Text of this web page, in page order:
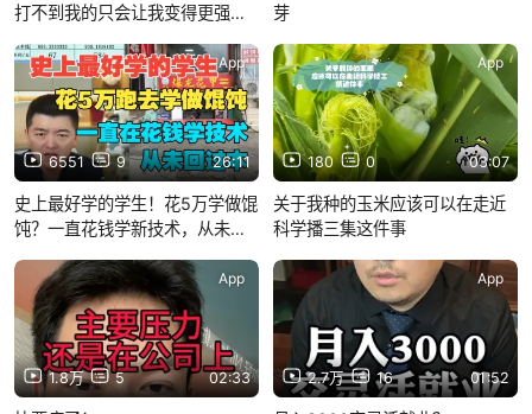
打不到我的只会让我变得更强
芽
6551 9 26:11
App
史上最好学的学生！花5万学做馄
饨？一直花钱学新技术，从未回
哥餐饮原创
180 0 03:07
App
关于我种的玉米应该可以在走近
科学播三集这件事
1.8万 5 02:33
App
2.7万 16 01:52
App